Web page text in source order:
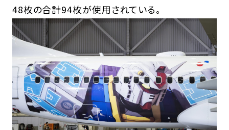
48枚の合計94枚が使用されている。